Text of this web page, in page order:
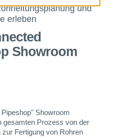
und
erleben
Showroom
Showroom
gesamten Prozess von der
zur Fertigung von Rohren